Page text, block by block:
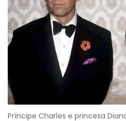
Príncipe Charles e princesa